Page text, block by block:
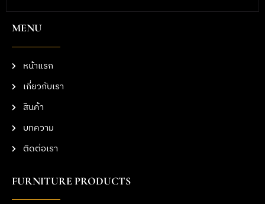
MENU
หน้าแรก
เกี่ยวกับเรา
สินค้า
บทความ
ติดต่อเรา
FURNITURE PRODUCTS